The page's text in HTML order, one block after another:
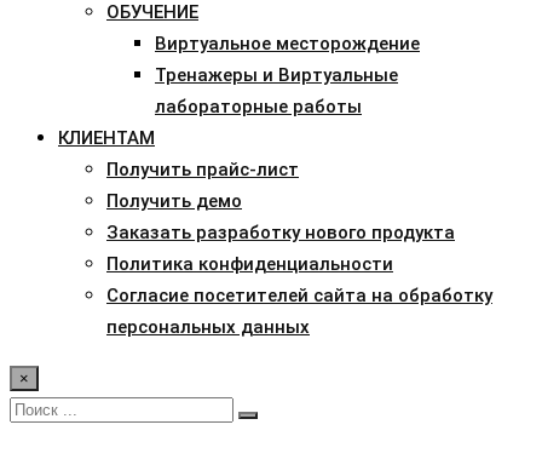
ОБУЧЕНИЕ
Виртуальное месторождение
Тренажеры и Виртуальные
лабораторные работы
КЛИЕНТАМ
Получить прайс-лист
Получить демо
Заказать разработку нового продукта
Политика конфиденциальности
Согласие посетителей сайта на обработку
персональных данных
×